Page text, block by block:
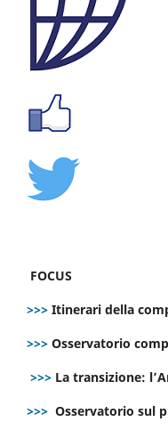
FOCUS
>>> Itinerari della
>>> Osservatorio
>>> La transizione:
>>> Osservatorio sul